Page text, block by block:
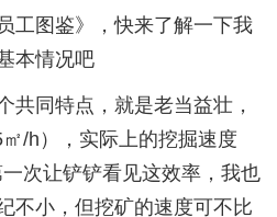
工图鉴》，快来了解一下我
本情况吧
共同特点，就是老当益壮，
/h），实际上的挖掘速度
一次让铲铲看见这效率，我也
不小，但挖矿的速度可不比